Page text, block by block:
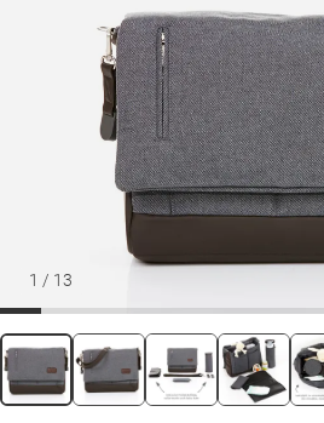
1 / 13